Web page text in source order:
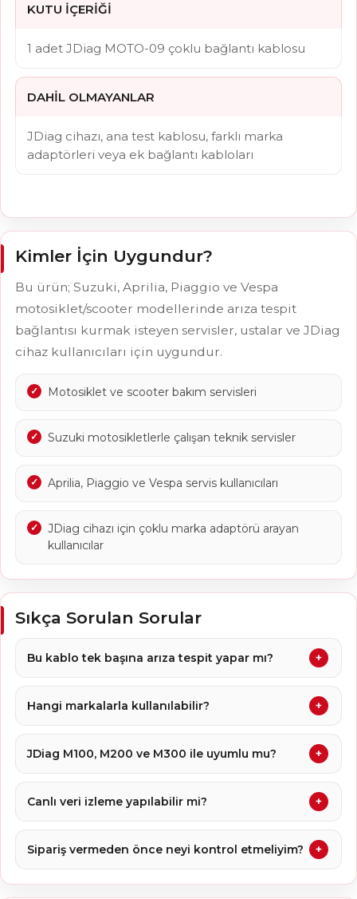
KUTU İÇERIĞI
1 adet JDiag MOTO-09 çoklu bağlantı kablosu
DAHIL OLMAYANLAR
JDiag cihazı, ana test kablosu, farklı marka
adaptörleri veya ek bağlantı kabloları
Kimler İçin Uygundur?
Bu ürün; Suzuki, Aprilia, Piaggio ve Vespa
motosiklet/scooter modellerinde arıza tespit
bağlantısı kurmak isteyen servisler, ustalar ve JDiag
cihaz kullanıcıları için uygundur.
Motosiklet ve scooter bakım servisleri
Suzuki motosikletlerle çalışan teknik servisler
Aprilia, Piaggio ve Vespa servis kullanıcıları
JDiag cihazı için çoklu marka adaptörü arayan
kullanıcılar
Sıkça Sorulan Sorular
Bu kablo tek başına arıza tespit yapar mı?
Hangi markalarla kullanılabilir?
JDiag M100, M200 ve M300 ile uyumlu mu?
Canlı veri izleme yapılabilir mi?
Sipariş vermeden önce neyi kontrol etmeliyim?